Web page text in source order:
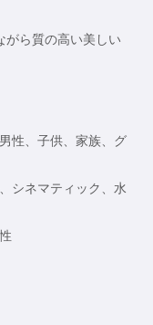
がら質の高い美しい
性、子供、家族、グ
シネマティック、水